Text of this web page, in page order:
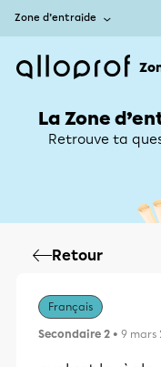
Zone d’entraide
La Zone
Retrouve ta
Retour
Français
Secondaire 2 • 9 mars